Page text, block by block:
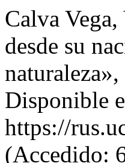
Calva
desde su
naturaleza»,
Disponible
https://
(Accedido: